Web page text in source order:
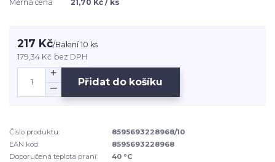
Měrná cena
21,70 Kč / ks
217 Kč/Balení 10 ks
179,34 Kč bez DPH
Přidat do košíku
Číslo produktu:
8595693228968/10
EAN kód:
8595693228968
Doporučená teplota praní:
40 °C